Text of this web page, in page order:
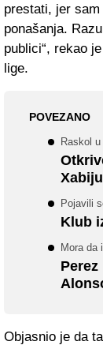
prestati, jer
ponašanja.
publici“, rekao
lige.
POVEZANO
Raskol
Pojavili
Klub
Mora da
Objasnio je da